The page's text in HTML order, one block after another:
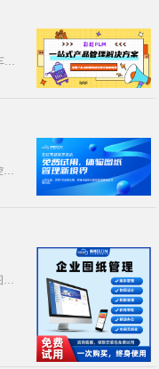
汽车零部件PLM系统：如何实现全流程管控？汽车零部件行业的产品生命周期管理，绕不开一个现实问题：数据分散、版本混乱、变更难追溯···
图纸版本控制重要性及数字化管理技巧图纸版本控制是工程研发与生产制造的核心环节，直接关系到产品质量、生产效率与成本管控。尤其在制···
制造业图纸管理痛点与高效解决方法在制造业，图纸是贯穿研发设计、工艺规划、生产制造全环节的核心数据载体，直接影响产品质量与交付效···